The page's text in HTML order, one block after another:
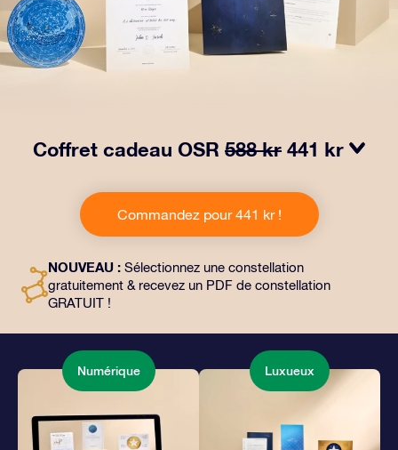
Coffret cadeau OSR 588 kr 441 kr
Ce cadeau comprend une belle enveloppe et des
documents personnalisés envoyés à l’adresse de votre
choix, ainsi que des documents numériques et
façon magique d’offrir un cadeau éternel à vos amis et
à vos proches.
Commandez pour 441 kr !
NOUVEAU : Sélectionnez une constellation
gratuitement & recevez un PDF de constellation
GRATUIT !
Numérique Luxueux